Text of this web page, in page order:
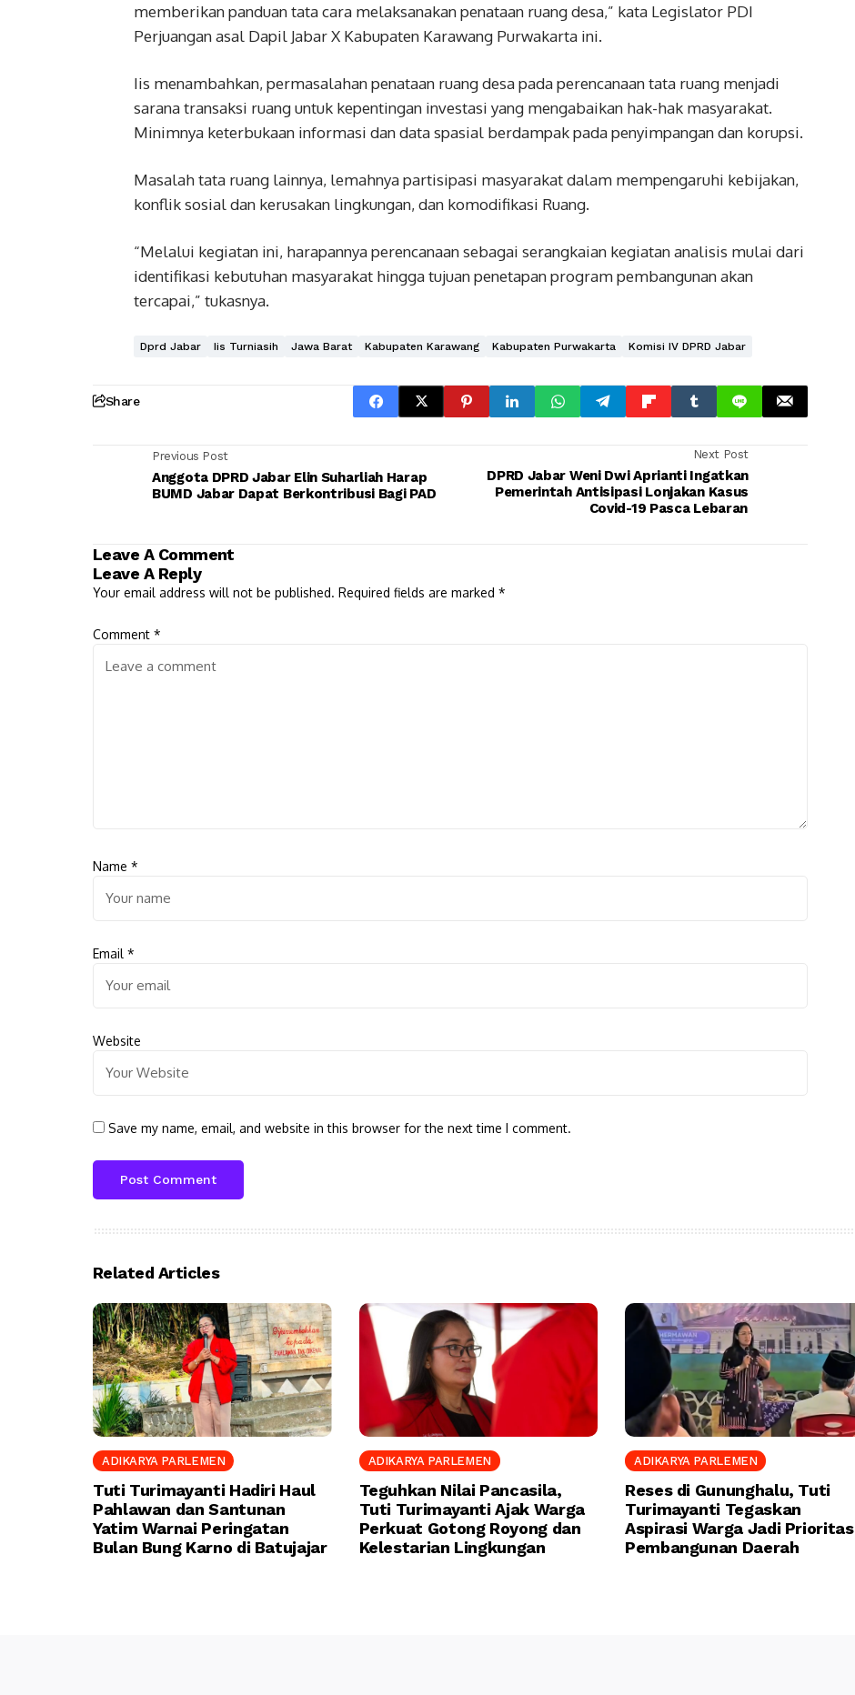
memberikan panduan tata cara melaksanakan penataan ruang desa,” kata Legislator PDI
Perjuangan asal Dapil Jabar X Kabupaten Karawang Purwakarta ini.
Iis menambahkan, permasalahan penataan ruang desa pada perencanaan tata ruang menjadi
sarana transaksi ruang untuk kepentingan investasi yang mengabaikan hak-hak masyarakat.
Minimnya keterbukaan informasi dan data spasial berdampak pada penyimpangan dan korupsi.
Masalah tata ruang lainnya, lemahnya partisipasi masyarakat dalam mempengaruhi kebijakan,
konflik sosial dan kerusakan lingkungan, dan komodifikasi Ruang.
“Melalui kegiatan ini, harapannya perencanaan sebagai serangkaian kegiatan analisis mulai dari
identifikasi kebutuhan masyarakat hingga tujuan penetapan program pembangunan akan
tercapai,” tukasnya.
Dprd Jabar Iis Turniasih Jawa Barat Kabupaten Karawang Kabupaten Purwakarta Komisi IV DPRD Jabar
Share
Previous Post
Anggota DPRD Jabar Elin Suharliah Harap
BUMD Jabar Dapat Berkontribusi Bagi PAD
Next Post
DPRD Jabar Weni Dwi Aprianti Ingatkan
Pemerintah Antisipasi Lonjakan Kasus
Covid-19 Pasca Lebaran
Leave A Comment
Leave A Reply
Your email address will not be published. Required fields are marked *
Comment *
Name *
Email *
Website
Save my name, email, and website in this browser for the next time I comment.
Related Articles
ADIKARYA PARLEMEN
Tuti Turimayanti Hadiri Haul
Pahlawan dan Santunan
Yatim Warnai Peringatan
Bulan Bung Karno di Batujajar
ADIKARYA PARLEMEN
Teguhkan Nilai Pancasila,
Tuti Turimayanti Ajak Warga
Perkuat Gotong Royong dan
Kelestarian Lingkungan
ADIKARYA PARLEMEN
Reses di Gununghalu, Tuti
Turimayanti Tegaskan
Aspirasi Warga Jadi Prioritas
Pembangunan Daerah